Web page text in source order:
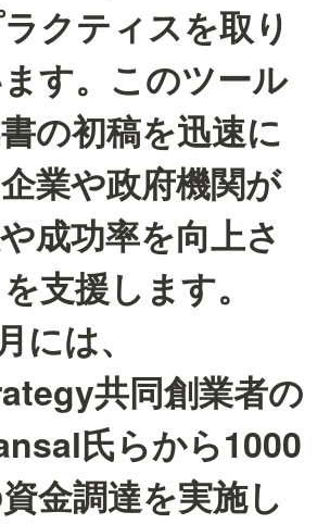
クティスを取り
す。このツール
の初稿を迅速に
業や政府機関が
成功率を向上さ
支援します。
には、
共同創業者の
氏らから1000
金調達を実施し